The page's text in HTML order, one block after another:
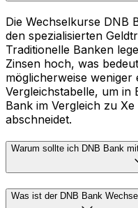
Die Wechselkurse DNB
den spezialisierten
Traditionelle Banken
Zinsen hoch, was
möglicherweise
Vergleichstabelle, um in
Bank im Vergleich zu
abschneidet.
Warum sollte ich DNB Bank
Was ist der DNB Bank